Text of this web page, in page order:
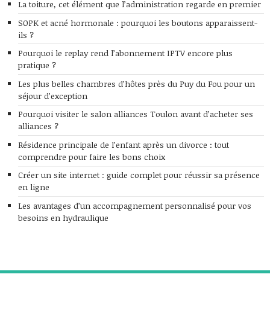
La toiture, cet élément que l’administration regarde en premier
SOPK et acné hormonale : pourquoi les boutons apparaissent-
ils ?
Pourquoi le replay rend l’abonnement IPTV encore plus
pratique ?
Les plus belles chambres d’hôtes près du Puy du Fou pour un
séjour d’exception
Pourquoi visiter le salon alliances Toulon avant d’acheter ses
alliances ?
Résidence principale de l’enfant après un divorce : tout
comprendre pour faire les bons choix
Créer un site internet : guide complet pour réussir sa présence
en ligne
Les avantages d’un accompagnement personnalisé pour vos
besoins en hydraulique